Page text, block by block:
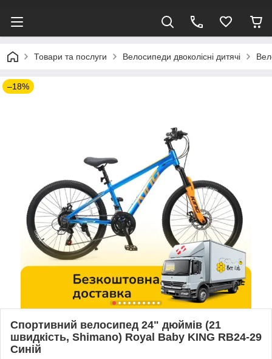
Товари та послуги Велосипеди двоколісні дитячі
–18%
Спортивний велосипед 24" дюймів (21
швидкість, Shimano) Royal Baby KING RB24-29
Синій